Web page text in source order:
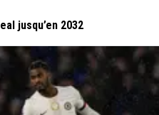
jusqu’en 2032